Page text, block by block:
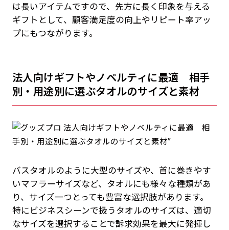
は長いアイテムですので、先方に長く印象を与える
ギフトとして、顧客満足度の向上やリピート率アッ
プにもつながります。
法人向けギフトやノベルティに最適 相手
別・用途別に選ぶタオルのサイズと素材
バスタオルのように大型のサイズや、首に巻きやす
いマフラーサイズなど、タオルにも様々な種類があ
り、サイズ一つとっても豊富な選択肢があります。
特にビジネスシーンで扱うタオルのサイズは、適切
なサイズを選択することで訴求効果を最大に発揮し